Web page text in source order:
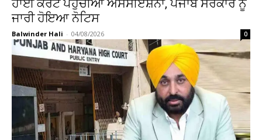
ਹਾਈ ਕੋਰਟ ਪਹੁੰਚੀਆਂ ਐਸੋਸੀਏਸ਼ਨਾਂ, ਪੰਜਾਬ ਸਰਕਾਰ ਨੂੰ
ਜਾਰੀ ਹੋਇਆ ਨੋਟਿਸ
Balwinder Hali - 04/08/2026 0